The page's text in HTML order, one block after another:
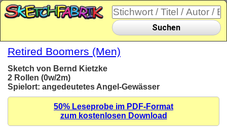
Suchen
Retired Boomers (Men)
Sketch von Bernd Kietzke
2 Rollen (0w/2m)
Spielort: angedeutetes Angel-Gewässer
50% Leseprobe im PDF-Format
zum kostenlosen Download